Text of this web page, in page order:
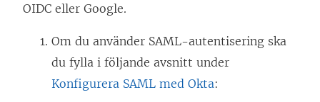
OIDC eller Google.
Om du använder SAML-autentisering ska
du fylla i följande avsnitt under
Konfigurera SAML med Okta: